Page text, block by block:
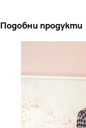
Подобни продукти